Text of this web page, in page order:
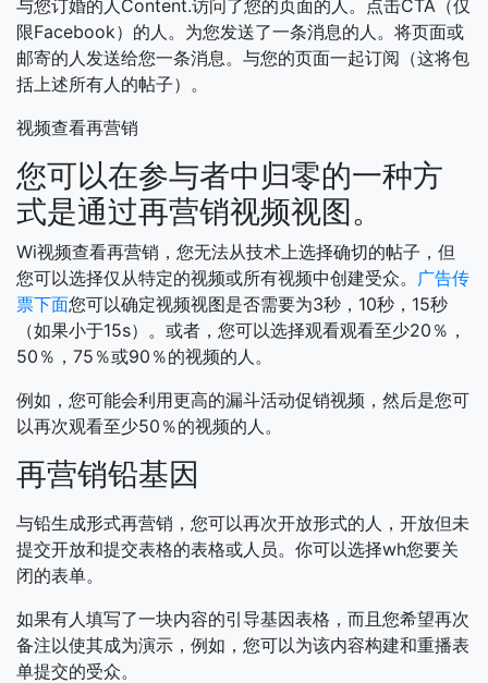
与您订婚的人Content.访问了您的页面的人。点击CTA（仅
限Facebook）的人。为您发送了一条消息的人。将页面或
邮寄的人发送给您一条消息。与您的页面一起订阅（这将包
括上述所有人的帖子）。
视频查看再营销
您可以在参与者中归零的一种方
式是通过再营销视频视图。
Wi视频查看再营销，您无法从技术上选择确切的帖子，但
您可以选择仅从特定的视频或所有视频中创建受众。 广告传
票下面您可以确定视频视图是否需要为3秒，10秒，15秒
（如果小于15s）。或者，您可以选择观看观看至少20％，
50％，75％或90％的视频的人。
例如，您可能会利用更高的漏斗活动促销视频，然后是您可
以再次观看至少50％的视频的人。
再营销铅基因
与铅生成形式再营销，您可以再次开放形式的人，开放但未
提交开放和提交表格的表格或人员。你可以选择wh您要关
闭的表单。
如果有人填写了一块内容的引导基因表格，而且您希望再次
备注以使其成为演示，例如，您可以为该内容构建和重播表
单提交的受众。